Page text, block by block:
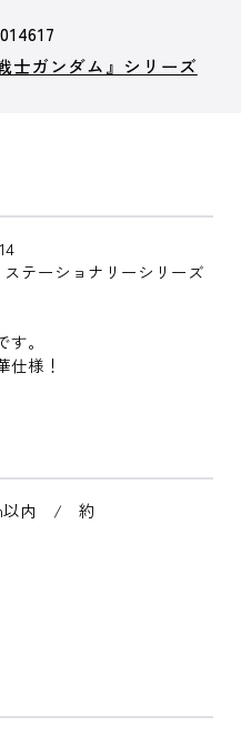
士ガンダム』シリーズ
テーショナリーシリーズ
。
仕様！
以内 / 約